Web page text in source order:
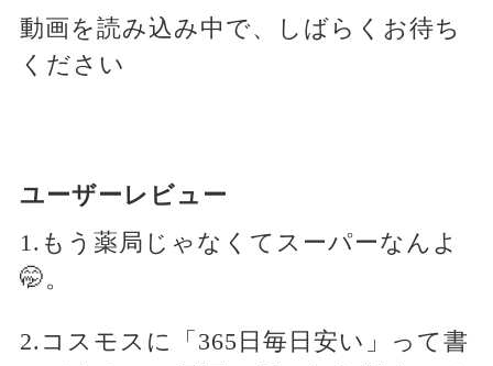
動画を読み込み中で、しばらくお待ち
ください
ユーザーレビュー
1.もう薬局じゃなくてスーパーなんよ
🤭。
2.コスモスに「365日毎日安い」って書